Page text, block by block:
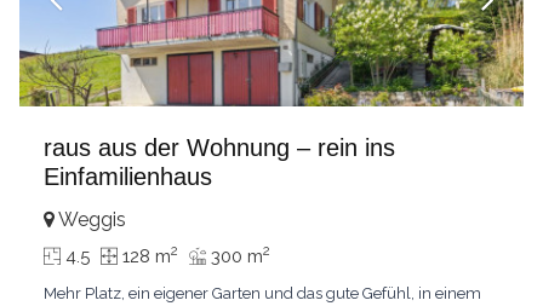
raus aus der Wohnung – rein ins
Einfamilienhaus
Weggis
4.5 128 m2 300 m2
Mehr Platz, ein eigener Garten und das gute Gefühl, in einem